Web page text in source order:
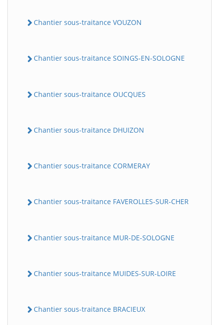
Chantier sous-traitance VOUZON
Chantier sous-traitance SOINGS-EN-SOLOGNE
Chantier sous-traitance OUCQUES
Chantier sous-traitance DHUIZON
Chantier sous-traitance CORMERAY
Chantier sous-traitance FAVEROLLES-SUR-CHER
Chantier sous-traitance MUR-DE-SOLOGNE
Chantier sous-traitance MUIDES-SUR-LOIRE
Chantier sous-traitance BRACIEUX